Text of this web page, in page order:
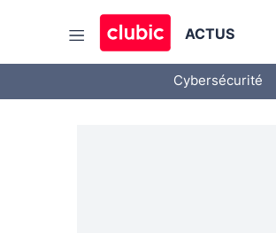
ACTUS
Cybersécurité